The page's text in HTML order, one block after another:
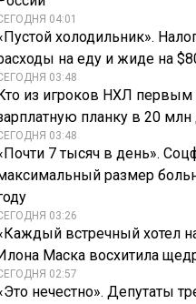
04:01
холодильник».
на еду и жиде на
03:48
из игроков НХЛ первым
планку в 20 млн
03:48
7 тысяч в день».
размер
03:26
встречный хотел
Маска восхитила
02:57
нечестно». Депутаты